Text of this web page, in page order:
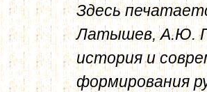
Здесь
Латышев, А.Ю.
история и
формирования